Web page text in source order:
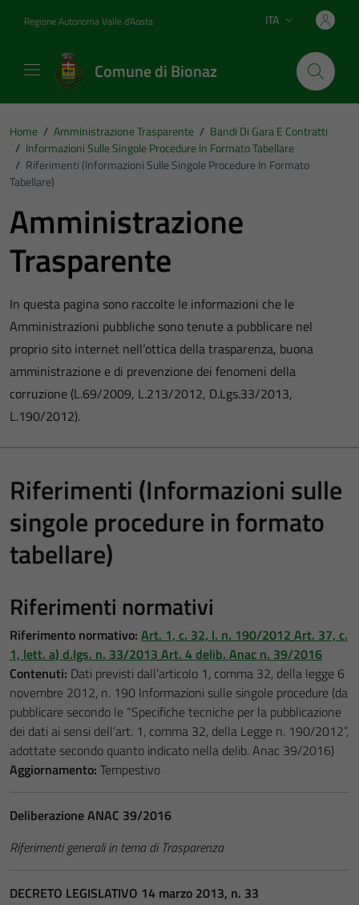
Regione Autonoma Valle d'Aosta Lingua attiva:
ITA
Comune di Bionaz
Home / Amministrazione Trasparente / Bandi Di Gara E Contratti
/ Informazioni Sulle Singole Procedure In Formato Tabellare
/ Riferimenti (Informazioni Sulle Singole Procedure In Formato
Tabellare)
Amministrazione
Trasparente
In questa pagina sono raccolte le informazioni che le
Amministrazioni pubbliche sono tenute a pubblicare nel
proprio sito internet nell’ottica della trasparenza, buona
amministrazione e di prevenzione dei fenomeni della
corruzione (L.69/2009, L.213/2012, D.Lgs.33/2013,
L.190/2012).
Riferimenti (Informazioni sulle
singole procedure in formato
tabellare)
Riferimenti normativi
Riferimento normativo: Art. 1, c. 32, l. n. 190/2012 Art. 37, c.
1, lett. a) d.lgs. n. 33/2013 Art. 4 delib. Anac n. 39/2016
Contenuti: Dati previsti dall’articolo 1, comma 32, della legge 6
novembre 2012, n. 190 Informazioni sulle singole procedure (da
pubblicare secondo le “Specifiche tecniche per la pubblicazione
dei dati ai sensi dell’art. 1, comma 32, della Legge n. 190/2012”,
adottate secondo quanto indicato nella delib. Anac 39/2016)
Aggiornamento: Tempestivo
Deliberazione ANAC 39/2016
Riferimenti generali in tema di Trasparenza
DECRETO LEGISLATIVO 14 marzo 2013, n. 33